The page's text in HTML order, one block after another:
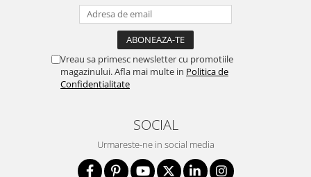
Vreau sa primesc newsletter cu promotiile
magazinului. Afla mai multe in Politica de
Confidentialitate
SOCIAL
Urmareste-ne in social media